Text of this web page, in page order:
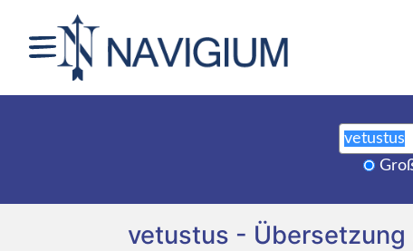
vetustus -